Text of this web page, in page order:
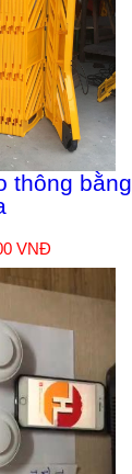
thông bằng
VNĐ